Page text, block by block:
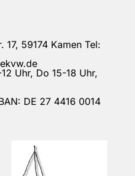
17, 59174 Kamen Tel:
Uhr, Do 15-18 Uhr,
DE 27 4416 0014